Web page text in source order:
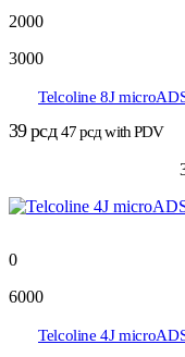
2000
3000
Telcoline 8J
39рсд 47рсдwith PDV
0
6000
Telcoline 4J